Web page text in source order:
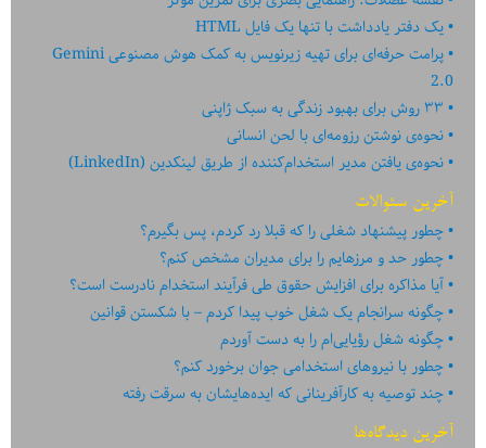
یک دفتر یادداشت با تنها یک فایل HTML
پرامت حرفه‌ای برای تهیه زیرنویس به کمک هوش مصنوعی Gemini
2.0
۳۳ روش برای بهبود زندگی به سبک ژاپنی
نحوه‌ی نوشتن رزومه‌ای با لحن انسانی
نحوه‌ی یافتن مدیر استخدام‌کننده از طریق لینکدین (LinkedIn)
آخرین سئوالات
چطور پیشنهاد شغلی را که قبلا رد کردم، پس بگیرم؟
چطور حد و مرزهایم را برای مدیران مشخص کنم؟
آیا مذاکره برای افزایش حقوق طی فرآیند استخدام نادرست است؟
چگونه سرانجام یک شغل خوب پیدا کردم – با شکستن قوانین
چگونه شغل رؤیایی‌ام را به دست آوردم
چطور با نیروهای استخدامی جوان برخورد کنم؟
چند توصیه به کارآفرینانی که ایده‏‏‌‏‏‌هایشان به سرقت رفته
آخرین دیدگاه‌ها